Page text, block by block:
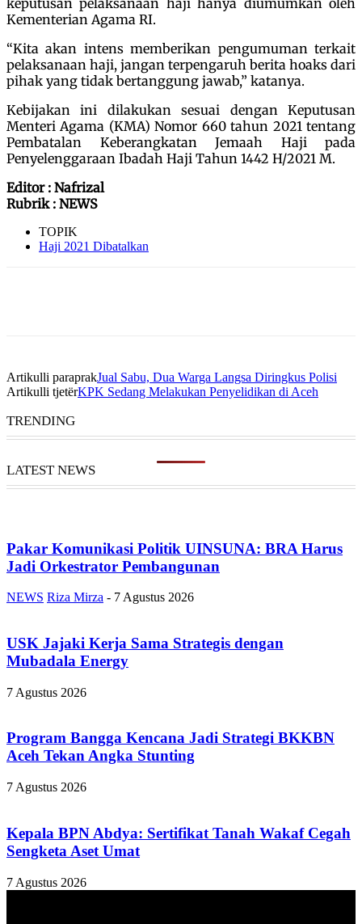
Kementerian Agama RI.
“Kita akan intens memberikan pengumuman terkait
pelaksanaan haji, jangan terpengaruh berita hoaks dari
pihak yang tidak bertanggung jawab,” katanya.
Kebijakan ini dilakukan sesuai dengan Keputusan
Menteri Agama (KMA) Nomor 660 tahun 2021 tentang
Pembatalan Keberangkatan Jemaah Haji pada
Penyelenggaraan Ibadah Haji Tahun 1442 H/2021 M.
Editor : Nafrizal
Rubrik : NEWS
TOPIK
Haji 2021 Dibatalkan
Artikulli paraprakJual Sabu, Dua Warga Langsa Diringkus Polisi
Artikulli tjetërKPK Sedang Melakukan Penyelidikan di Aceh
TRENDING
LATEST NEWS
Pakar Komunikasi Politik UINSUNA: BRA Harus
Jadi Orkestrator Pembangunan
NEWS Riza Mirza - 7 Agustus 2026
USK Jajaki Kerja Sama Strategis dengan
Mubadala Energy
7 Agustus 2026
Program Bangga Kencana Jadi Strategi BKKBN
Aceh Tekan Angka Stunting
7 Agustus 2026
Kepala BPN Abdya: Sertifikat Tanah Wakaf Cegah
Sengketa Aset Umat
7 Agustus 2026